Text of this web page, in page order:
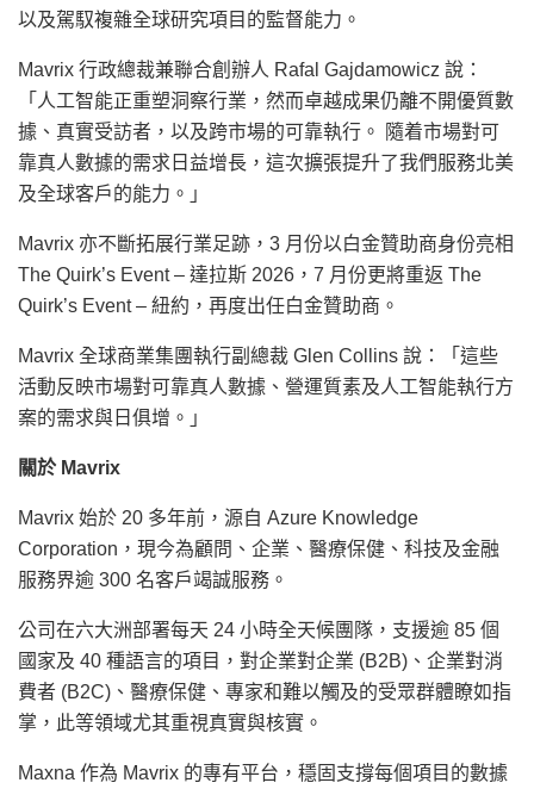
以及駕馭複雜全球研究項目的監督能力。
Mavrix 行政總裁兼聯合創辦人 Rafal Gajdamowicz 說：
「人工智能正重塑洞察行業，然而卓越成果仍離不開優質數
據、真實受訪者，以及跨市場的可靠執行。 隨着市場對可
靠真人數據的需求日益增長，這次擴張提升了我們服務北美
及全球客戶的能力。」
Mavrix 亦不斷拓展行業足跡，3 月份以白金贊助商身份亮相
The Quirk’s Event – 達拉斯 2026，7 月份更將重返 The
Quirk’s Event – 紐約，再度出任白金贊助商。
Mavrix 全球商業集團執行副總裁 Glen Collins 說：「這些
活動反映市場對可靠真人數據、營運質素及人工智能執行方
案的需求與日俱增。」
關於 Mavrix
Mavrix 始於 20 多年前，源自 Azure Knowledge
Corporation，現今為顧問、企業、醫療保健、科技及金融
服務界逾 300 名客戶竭誠服務。
公司在六大洲部署每天 24 小時全天候團隊，支援逾 85 個
國家及 40 種語言的項目，對企業對企業 (B2B)、企業對消
費者 (B2C)、醫療保健、專家和難以觸及的受眾群體瞭如指
掌，此等領域尤其重視真實與核實。
Maxna 作為 Mavrix 的專有平台，穩固支撐每個項目的數據